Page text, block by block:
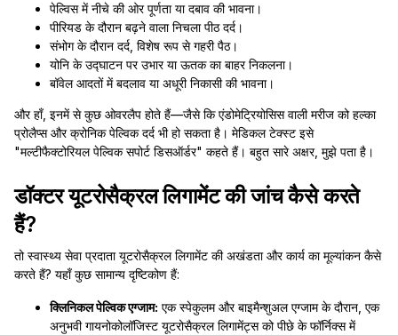
पेल्विस में नीचे की ओर पूर्णता या दबाव की भावना।
पीरियड के दौरान बढ़ने वाला निचला पीठ दर्द।
संभोग के दौरान दर्द, विशेष रूप से गहरी पैठ।
योनि के उद्घाटन पर उभार या ऊतक का बाहर निकलना।
बॉवेल आदतों में बदलाव या अधूरी निकासी की भावना।
और हाँ, इनमें से कुछ ओवरलैप होते हैं—जैसे कि एंडोमेट्रियोसिस वाली मरीज को हल्का
प्रोलैप्स और क्रोनिक पेल्विक दर्द भी हो सकता है। मेडिकल टेक्स्ट इसे
"मल्टीफैक्टोरियल पेल्विक सपोर्ट डिसऑर्डर" कहते हैं। बहुत सारे अक्षर, मुझे पता है।
डॉक्टर यूटरोसैक्रल लिगामेंट की जांच कैसे करते
हैं?
तो स्वास्थ्य सेवा प्रदाता यूटरोसैक्रल लिगामेंट की अखंडता और कार्य का मूल्यांकन कैसे
करते हैं? यहाँ कुछ सामान्य दृष्टिकोण हैं:
क्लिनिकल पेल्विक एग्जाम: एक स्पेकुलम और बाइमैन्शुअल एग्जाम के दौरान, एक
अनुभवी गायनोकोलॉजिस्ट यूटरोसैक्रल लिगामेंट्स को पीछे के फॉर्निक्स में